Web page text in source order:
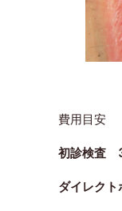
費用目安
初診検査
ダイレク